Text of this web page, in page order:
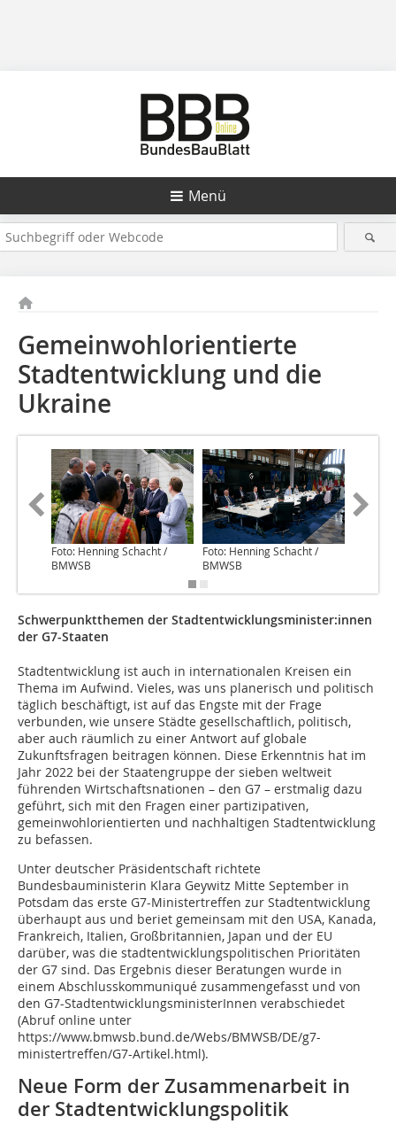
Menü
Gemeinwohlorientierte
Stadtentwicklung und die
Ukraine
Foto: Henning Schacht /
BMWSB
Foto: Henning Schacht /
BMWSB
Schwerpunktthemen der Stadtentwicklungsminister:innen
der G7-Staaten
Stadtentwicklung ist auch in internationalen Kreisen ein
Thema im Aufwind. Vieles, was uns planerisch und politisch
täglich beschäftigt, ist auf das Engste mit der Frage
verbunden, wie unsere Städte gesellschaftlich, politisch,
aber auch räumlich zu einer Antwort auf globale
Zukunftsfragen beitragen können. Diese Erkenntnis hat im
Jahr 2022 bei der Staatengruppe der sieben weltweit
führenden Wirtschaftsnationen – den G7 – erstmalig dazu
geführt, sich mit den Fragen einer partizipativen,
gemeinwohlorientierten und nachhaltigen Stadtentwicklung
zu befassen.
Unter deutscher Präsidentschaft richtete
Bundesbauministerin Klara Geywitz Mitte September in
Potsdam das erste G7-Ministertreffen zur Stadtentwicklung
überhaupt aus und beriet gemeinsam mit den USA, Kanada,
Frankreich, Italien, Großbritannien, Japan und der EU
darüber, was die stadtentwicklungspolitischen Prioritäten
der G7 sind. Das Ergebnis dieser Beratungen wurde in
einem Abschlusskommuniqué zusammengefasst und von
den G7-StadtentwicklungsministerInnen verabschiedet
(Abruf online unter
https://www.bmwsb.bund.de/Webs/BMWSB/DE/g7-
ministertreffen/G7-Artikel.html).
Neue Form der Zusammenarbeit in
der Stadtentwicklungspolitik